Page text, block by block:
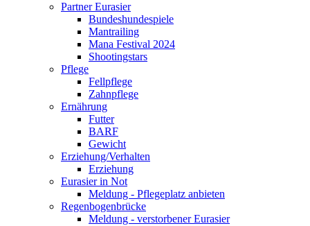
Partner Eurasier
Bundeshundespiele
Mantrailing
Mana Festival 2024
Shootingstars
Pflege
Fellpflege
Zahnpflege
Ernährung
Futter
BARF
Gewicht
Erziehung/Verhalten
Erziehung
Eurasier in Not
Meldung - Pflegeplatz anbieten
Regenbogenbrücke
Meldung - verstorbener Eurasier